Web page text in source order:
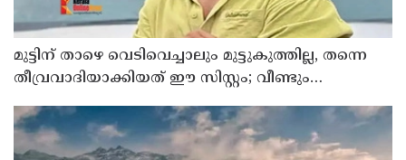
മുട്ടിന് താഴെ വെടിവെച്ചാലും മുട്ടുകുത്തില്ല, തന്നെ
തീവ്രവാദിയാക്കിയത് ഈ സിസ്റ്റം; വീണ്ടും